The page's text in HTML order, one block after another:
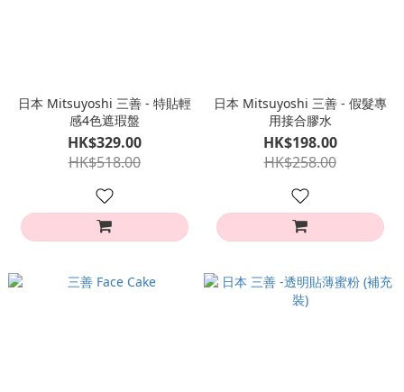
日本 Mitsuyoshi 三善 - 特貼輕
感4色遮瑕盤
HK$329.00
HK$518.00
日本 Mitsuyoshi 三善 - 假髮專
用接合膠水
HK$198.00
HK$258.00